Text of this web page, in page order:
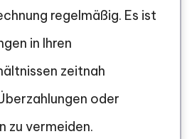
regelmäßig. Es ist
in Ihren
zeitnah
oder
zu vermeiden.